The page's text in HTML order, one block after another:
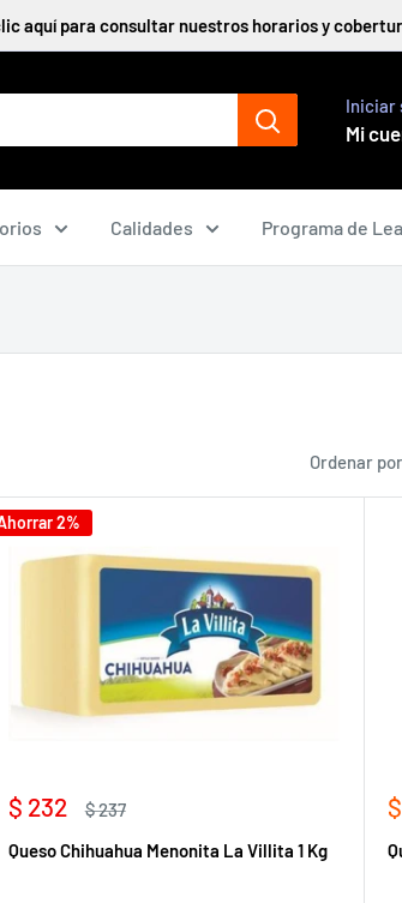
aquí para consultar nuestros horarios y
Iniciar
Mi
Calidades Programa de
Ordenar
2%
Precio
venta
$ 232
Precio
$ 237
Queso Chihuahua Menonita La Villita 1 Kg